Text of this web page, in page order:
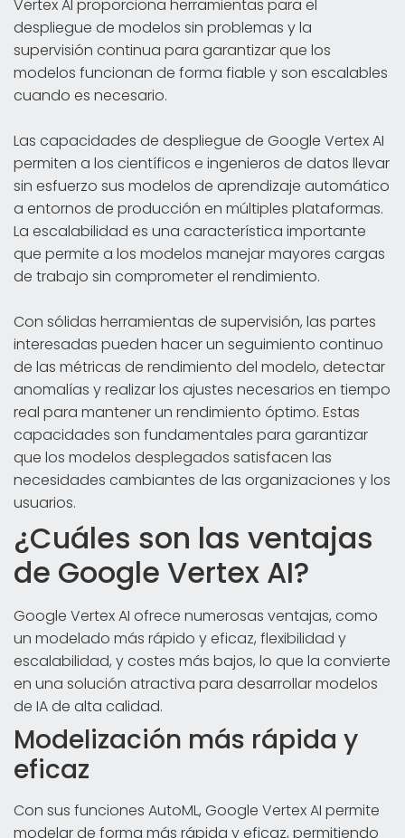
Vertex AI proporciona herramientas para el
despliegue de modelos sin problemas y la
supervisión continua para garantizar que los
modelos funcionan de forma fiable y son escalables
cuando es necesario.
Las capacidades de despliegue de Google Vertex AI
permiten a los científicos e ingenieros de datos llevar
sin esfuerzo sus modelos de aprendizaje automático
a entornos de producción en múltiples plataformas.
La escalabilidad es una característica importante
que permite a los modelos manejar mayores cargas
de trabajo sin comprometer el rendimiento.
Con sólidas herramientas de supervisión, las partes
interesadas pueden hacer un seguimiento continuo
de las métricas de rendimiento del modelo, detectar
anomalías y realizar los ajustes necesarios en tiempo
real para mantener un rendimiento óptimo. Estas
capacidades son fundamentales para garantizar
que los modelos desplegados satisfacen las
necesidades cambiantes de las organizaciones y los
usuarios.
¿Cuáles son las ventajas
de Google Vertex AI?
Google Vertex AI ofrece numerosas ventajas, como
un modelado más rápido y eficaz, flexibilidad y
escalabilidad, y costes más bajos, lo que la convierte
en una solución atractiva para desarrollar modelos
de IA de alta calidad.
Modelización más rápida y
eficaz
Con sus funciones AutoML, Google Vertex AI permite
modelar de forma más rápida y eficaz, permitiendo